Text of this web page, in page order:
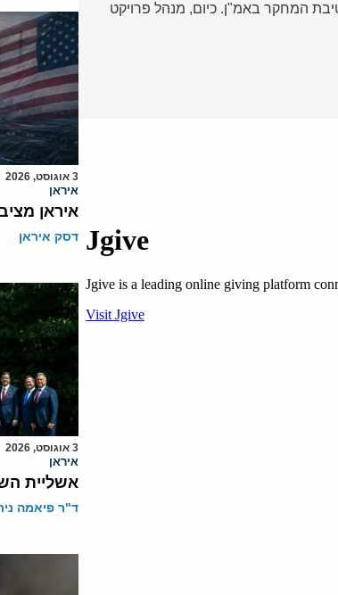
המחקר באמ"ן. כיום, מנהל פרויקט
3 אוגוסט, 2026
איראן
איראן
דסק איראן
3 אוגוסט, 2026
איראן
אשליית
ד"ר פיאמה